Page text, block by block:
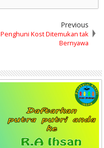
Previous
Penghuni Kost Ditemukan tak
Bernyawa